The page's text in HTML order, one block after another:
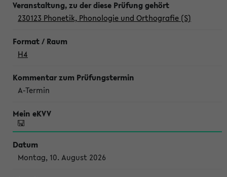
230123 Phonetik, Phonologie und Orthografie (S)
H4
A-Termin
Montag, 10. August 2026